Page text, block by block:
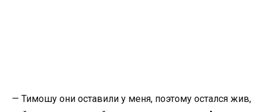
— Тимошу они оставили у меня, поэтому остался жив,